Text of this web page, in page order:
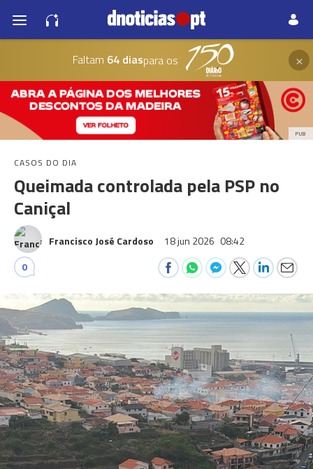
Faltam 64 diaspara os ×
PUB
CASOS DO DIA
Queimada controlada pela PSP no
Caniçal
Francisco José Cardoso 18 jun 2026 08:42
0